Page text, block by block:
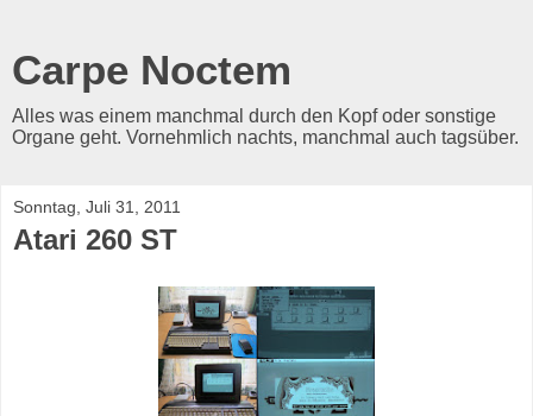
Carpe Noctem
Alles was einem manchmal durch den Kopf oder sonstige
Organe geht. Vornehmlich nachts, manchmal auch tagsüber.
Sonntag, Juli 31, 2011
Atari 260 ST